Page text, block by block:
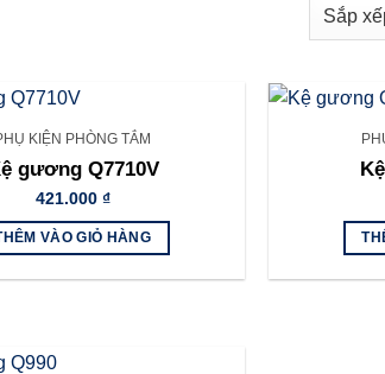
KIỆN PHÒNG TẮM
gương Q7710V
421.000 ₫
VÀO GIỎ HÀNG